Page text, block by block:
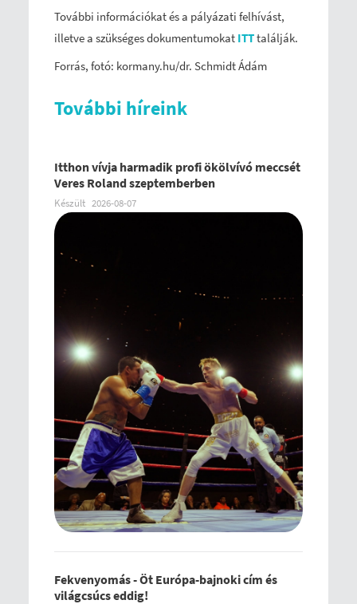
További információkat és a pályázati felhívást,
illetve a szükséges dokumentumokat ITTtalálják.
Forrás, fotó: kormany.hu/dr. Schmidt Ádám
További híreink
Itthon vívja harmadik profi ökölvívó meccsét
Veres Roland szeptemberben
Készült 2026-08-07
Fekvenyomás - Öt Európa-bajnoki cím és
világcsúcs eddig!